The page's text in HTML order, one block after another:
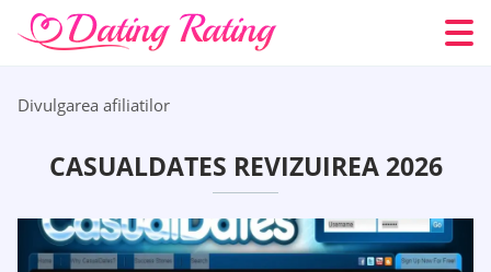
Divulgarea afiliatilor
СASUALDATES REVIZUIREA 2026